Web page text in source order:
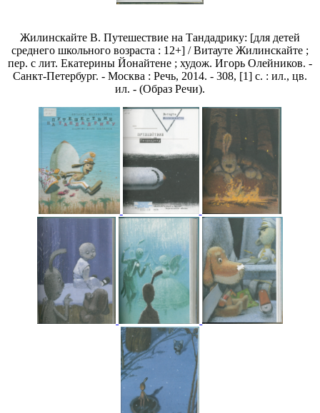
Жилинскайте В. Путешествие на Тандадрику: [для детей
среднего школьного возраста : 12+] / Витауте Жилинскайте ;
пер. с лит. Екатерины Йонайтене ; худож. Игорь Олейников. -
Санкт-Петербург. - Москва : Речь, 2014. - 308, [1] с. : ил., цв.
ил. - (Образ Речи).